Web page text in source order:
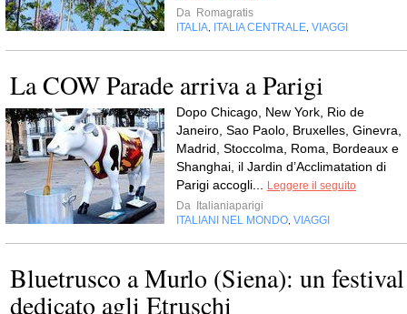
Da Romagratis
ITALIA ITALIA CENTRALE VIAGGI
La COW Parade arriva a Parigi
Dopo Chicago, New York, Rio de
Janeiro, Sao Paolo, Bruxelles, Ginevra,
Madrid, Stoccolma, Roma, Bordeaux e
Shanghai, il Jardin d’Acclimatation di
Parigi accogli...
Leggere il seguito
Da Italianiaparigi
ITALIANI NEL MONDO VIAGGI
Bluetrusco a Murlo (Siena): un festival
dedicato agli Etruschi